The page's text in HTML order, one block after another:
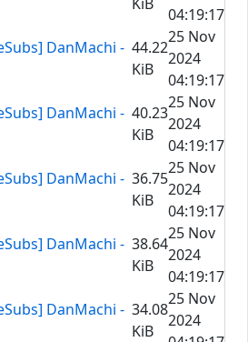
04:19:17
DanMachi - 44.22
KiB
25 Nov
2024
04:19:17
DanMachi - 40.23
KiB
25 Nov
2024
04:19:17
DanMachi - 36.75
KiB
25 Nov
2024
04:19:17
DanMachi - 38.64
KiB
25 Nov
2024
04:19:17
DanMachi - 34.08
KiB
25 Nov
2024